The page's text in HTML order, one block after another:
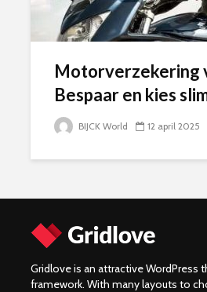
Motorverzekering
Bespaar en kies
BIJCK World 12 april 2025
Gridlove is an attractive WordPress
framework. With many layouts to